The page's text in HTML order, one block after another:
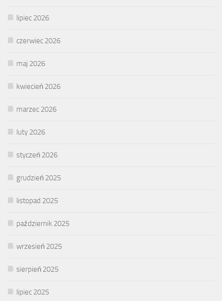
lipiec 2026
czerwiec 2026
maj 2026
kwiecień 2026
marzec 2026
luty 2026
styczeń 2026
grudzień 2025
listopad 2025
październik 2025
wrzesień 2025
sierpień 2025
lipiec 2025